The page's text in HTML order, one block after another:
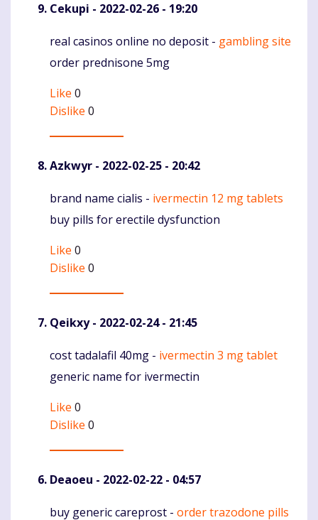
Cekupi - 2022-02-26 - 19:20
Komentaras
real casinos online no deposit - gambling site
order prednisone 5mg
Like 0
Dislike 0
Azkwyr - 2022-02-25 - 20:42
Komentaras
brand name cialis - ivermectin 12 mg tablets
buy pills for erectile dysfunction
Like 0
Dislike 0
Qeikxy- 2022-02-24 - 21:45
Komentaras
cost tadalafil 40mg - ivermectin 3 mg tablet
generic name for ivermectin
Like 0
Dislike 0
Deaoeu - 2022-02-22 - 04:57
Komentaras
buy generic careprost - order trazodone pills